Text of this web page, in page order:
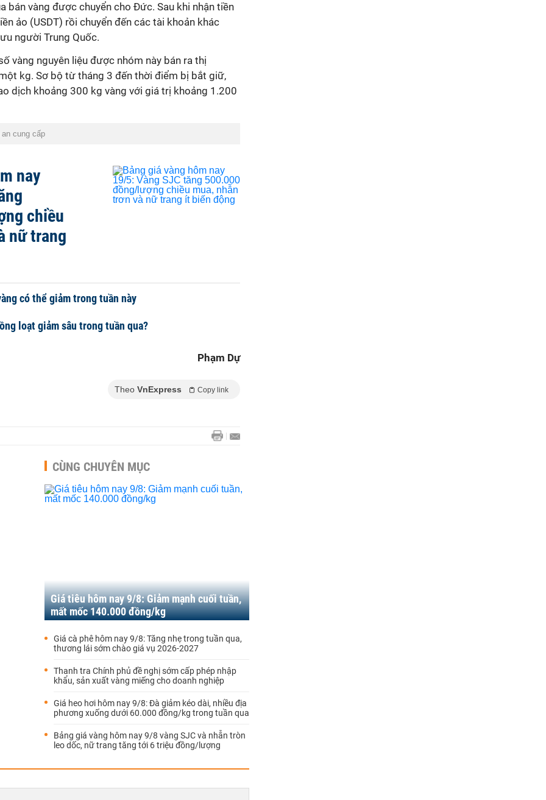
bán vàng được chuyển cho Đức. Sau khi nhận tiền
ảo (USDT) rồi chuyển đến các tài khoản khác
người Trung Quốc.
vàng nguyên liệu được nhóm này bán ra thị
kg. Sơ bộ từ tháng 3 đến thời điểm bị bắt giữ,
dịch khoảng 300 kg vàng với giá trị khoảng 1.200
cung cấp
nay
chiều
nữ trang
có thể giảm trong tuần này
loạt giảm sâu trong tuần qua?
Phạm Dự
Theo VnExpress Copy link
CÙNG CHUYÊN MỤC
Giá tiêu hôm nay 9/8: Giảm mạnh cuối tuần,
mất mốc 140.000 đồng/kg
Giá cà phê hôm nay 9/8: Tăng nhẹ trong tuần qua,
thương lái sớm chào giá vụ 2026-2027
Thanh tra Chính phủ đề nghị sớm cấp phép nhập
khẩu, sản xuất vàng miếng cho doanh nghiệp
Giá heo hơi hôm nay 9/8: Đà giảm kéo dài, nhiều địa
phương xuống dưới 60.000 đồng/kg trong tuần qua
Bảng giá vàng hôm nay 9/8 vàng SJC và nhẫn tròn
leo dốc, nữ trang tăng tới 6 triệu đồng/lượng